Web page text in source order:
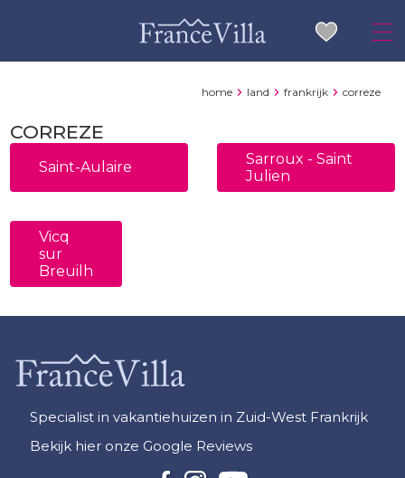
home land frankrijk correze
CORREZE
Saint-Aulaire
Sarroux - Saint
Julien
Vicq
sur
Breuilh
Specialist in vakantiehuizen in Zuid-West Frankrijk
Bekijk hier onze Google Reviews